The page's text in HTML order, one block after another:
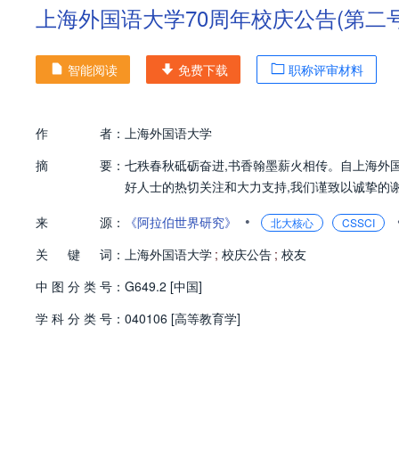
上海外国语大学70周年校庆公告(第二
智能阅读 免费下载 职称评审材料
作 者： 上海外国语大学
摘
要： 七秩春秋砥砺奋进,书香翰墨薪火相传。自上海
好人士的热切关注和大力支持,我们谨致以诚挚的
来
源： 《阿拉伯世界研究》 • 北大核心 CSSCI
关 键 词： 上海外国语大学 ; 校庆公告 ; 校友
中 图 分 类 号： G649.2 [中国]
学 科 分 类 号： 040106 [高等教育学]